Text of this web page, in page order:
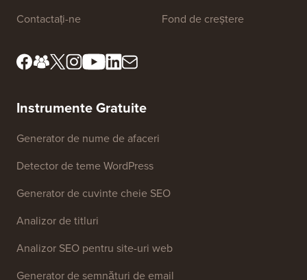
Contactați-ne
Fond de creștere
Instrumente Gratuite
Generator de nume de afaceri
Detector de teme WordPress
Generator de cuvinte cheie SEO
Analizor de titluri
Analizor SEO pentru site-uri web
Generator de semnături de email